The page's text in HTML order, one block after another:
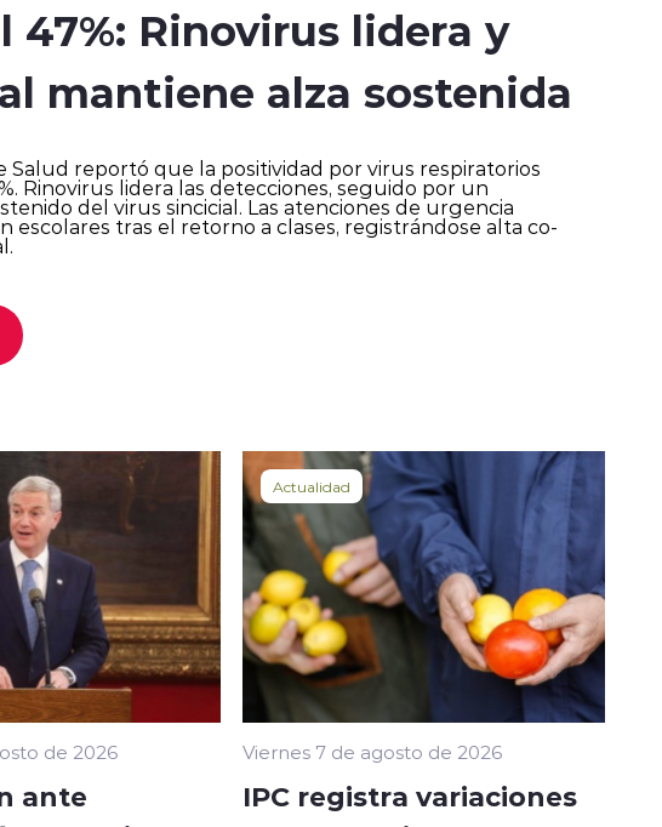
47%: Rinovirus lidera y
mantiene alza sostenida
Salud reportó que la positividad por virus respiratorios
Rinovirus lidera las detecciones, seguido por un
del virus sincicial. Las atenciones de urgencia
escolares tras el retorno a clases, registrándose alta co-
de 2026
ante
Actualidad
Viernes 7 de agosto de 2026
IPC registra variaciones